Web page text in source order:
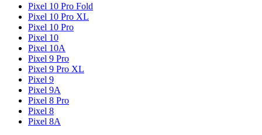
Pixel 10 Pro Fold
Pixel 10 Pro XL
Pixel 10 Pro
Pixel 10
Pixel 10A
Pixel 9 Pro
Pixel 9 Pro XL
Pixel 9
Pixel 9A
Pixel 8 Pro
Pixel 8
Pixel 8A